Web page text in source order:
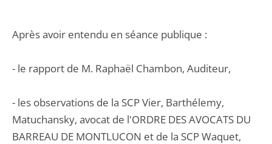
Après avoir entendu en séance publique :
- le rapport de M. Raphaël Chambon, Auditeur,
- les observations de la SCP Vier, Barthélemy,
Matuchansky, avocat de l'ORDRE DES AVOCATS DU
BARREAU DE MONTLUCON et de la SCP Waquet,